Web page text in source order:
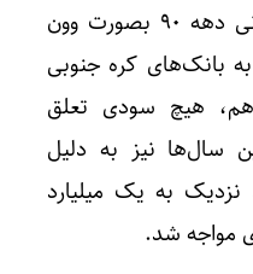
کشورمان طی سال‌های پایانی دهه ۹۰ بصورت وون
بانک‌های کره جنوبی
هیچ سودی تعلق
سال‌ها نیز به دلیل
به یک میلیارد
مواجه شد.